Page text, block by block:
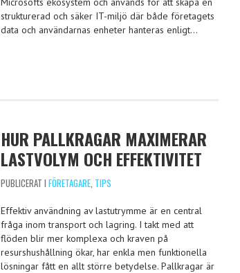
strukturerad och säker IT-miljö där både företagets
data och användarnas enheter hanteras enligt…
HUR PALLKRAGAR MAXIMERAR
LASTVOLYM OCH EFFEKTIVITET
PUBLICERAT I FÖRETAGARE, TIPS
Effektiv användning av lastutrymme är en central
fråga inom transport och lagring. I takt med att
flöden blir mer komplexa och kraven på
resurshushållning ökar, har enkla men funktionella
lösningar fått en allt större betydelse. Pallkragar är